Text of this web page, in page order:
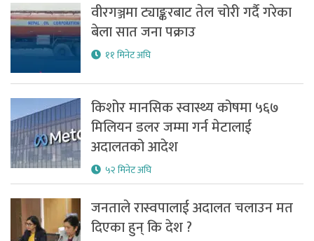
वीरगञ्जमा ट्याङ्करबाट तेल चोरी गर्दै गरेका
बेला सात जना पक्राउ
११ मिनेट अघि
किशोर मानसिक स्वास्थ्य कोषमा ५६७
मिलियन डलर जम्मा गर्न मेटालाई
अदालतको आदेश
५२ मिनेट अघि
जनताले रास्वपालाई अदालत चलाउन मत
दिएका हुन् कि देश ?